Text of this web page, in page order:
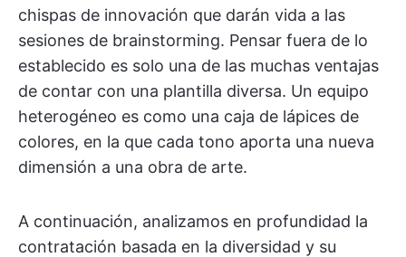
chispas de innovación que darán vida a las
sesiones de brainstorming. Pensar fuera de lo
establecido es solo una de las muchas ventajas
de contar con una plantilla diversa. Un equipo
heterogéneo es como una caja de lápices de
colores, en la que cada tono aporta una nueva
dimensión a una obra de arte.
A continuación, analizamos en profundidad la
contratación basada en la diversidad y su